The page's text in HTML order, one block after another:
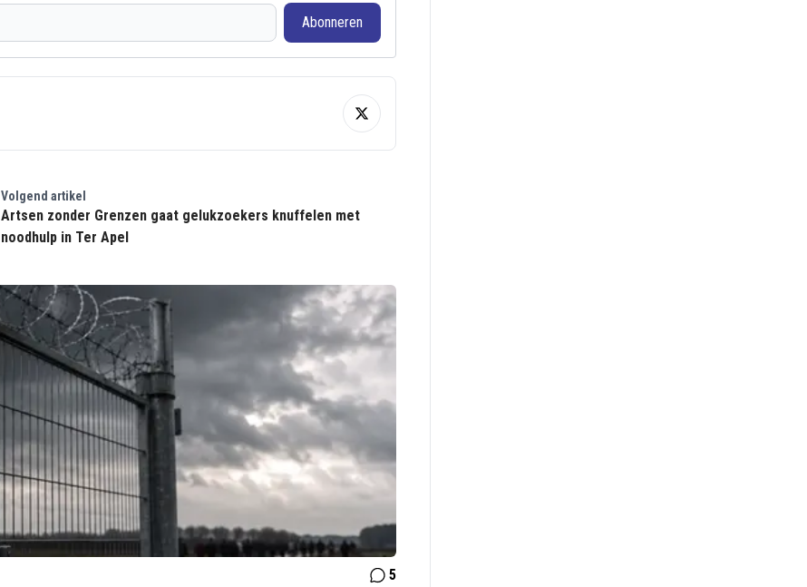
Abonneren
Volgend artikel
Artsen zonder Grenzen gaat gelukzoekers knuffelen met
noodhulp in Ter Apel
5